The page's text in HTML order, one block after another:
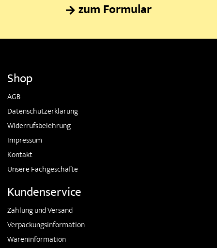
zum Formular
Shop
AGB
Datenschutzerklärung
Widerrufsbelehrung
Impressum
Kontakt
Unsere Fachgeschäfte
Kundenservice
Zahlung und Versand
Verpackungsinformation
Wareninformation